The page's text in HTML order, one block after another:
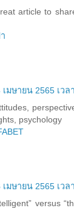
article to
เมษายน 2565 เวล
psychology
เมษายน 2565 เวล
versus